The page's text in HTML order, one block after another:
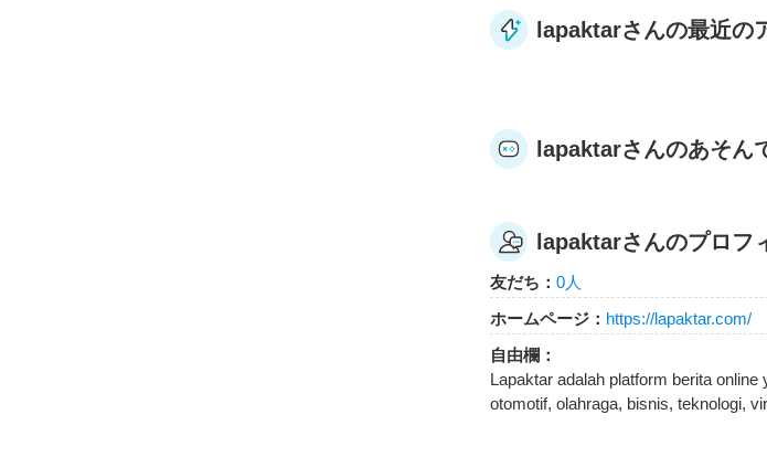
lapaktarさんの最近の
lapaktarさんのあそん
lapaktarさんのプロフ
友だち： 0人
ホームページ： https://lapaktar.com/
自由欄：
Lapaktar adalah platform berita
otomotif, olahraga, bisnis, teknologi,